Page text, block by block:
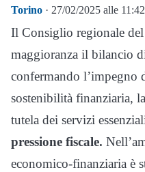
Torino · 27/02/2025 alle 11:42
Il Consiglio regionale
maggioranza il bilancio
confermando l’impegno
sostenibilità finanziaria,
tutela dei servizi
pressione fiscale.
economico-finanziaria è